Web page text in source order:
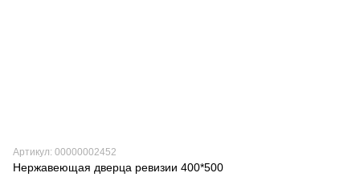
Артикул: 00000002452
Нержавеющая дверца ревизии 400*500